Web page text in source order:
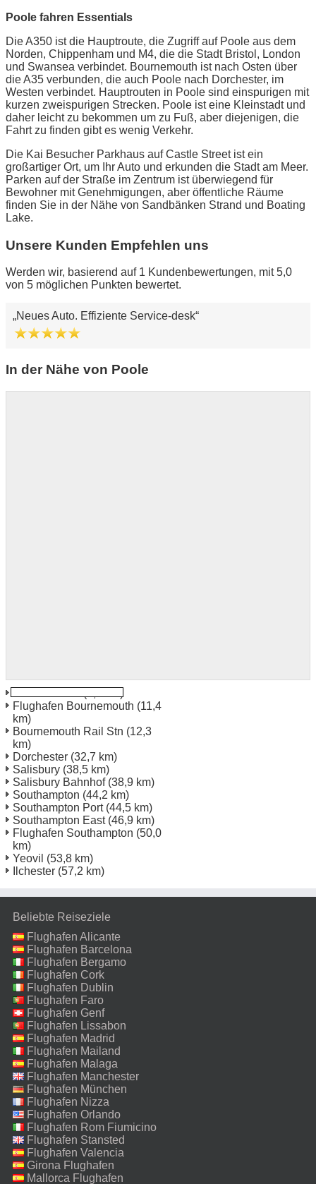
Poole fahren Essentials
Die A350 ist die Hauptroute, die Zugriff auf Poole aus dem
Norden, Chippenham und M4, die die Stadt Bristol, London
und Swansea verbindet. Bournemouth ist nach Osten über
die A35 verbunden, die auch Poole nach Dorchester, im
Westen verbindet. Hauptrouten in Poole sind einspurigen mit
kurzen zweispurigen Strecken. Poole ist eine Kleinstadt und
daher leicht zu bekommen um zu Fuß, aber diejenigen, die
Fahrt zu finden gibt es wenig Verkehr.
Die Kai Besucher Parkhaus auf Castle Street ist ein
großartiger Ort, um Ihr Auto und erkunden die Stadt am Meer.
Parken auf der Straße im Zentrum ist überwiegend für
Bewohner mit Genehmigungen, aber öffentliche Räume
finden Sie in der Nähe von Sandbänken Strand und Boating
Lake.
Unsere Kunden Empfehlen uns
Werden wir, basierend auf 1 Kundenbewertungen, mit 5,0
von 5 möglichen Punkten bewertet.
Neues Auto. Effiziente Service-desk
In der Nähe von Poole
Flughafen Bournemouth (11,4
km)
Bournemouth Rail Stn (12,3
km)
Dorchester (32,7 km)
Salisbury (38,5 km)
Salisbury Bahnhof(38,9 km)
Southampton (44,2 km)
Southampton Port(44,5 km)
Southampton East(46,9 km)
Flughafen Southampton (50,0
km)
Yeovil (53,8 km)
Ilchester (57,2 km)
Beliebte Reiseziele
Flughafen Alicante
Flughafen Barcelona
Flughafen Bergamo
Flughafen Cork
Flughafen Dublin
Flughafen Faro
Flughafen Genf
Flughafen Lissabon
Flughafen Madrid
Flughafen Mailand
Malpensa
Flughafen Malaga
Flughafen Manchester
Flughafen München
Flughafen Nizza
Flughafen Orlando
Flughafen Rom Fiumicino
Flughafen Stansted
Flughafen Valencia
Girona Flughafen
Mallorca Flughafen